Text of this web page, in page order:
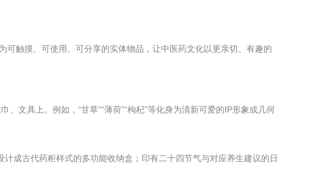
触摸、可使用、可分享的实体物品，让中医药文化以更亲切、有趣的
文具上。例如，“甘草”“薄荷”“枸杞”等化身为清新可爱的IP形象或几何
成古代药柜样式的多功能收纳盒；印有二十四节气与对应养生建议的日